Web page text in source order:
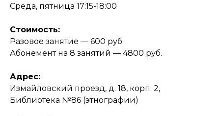
Среда, пятница 17:15-18:00
Стоимость:
Разовое занятие — 600 руб.
Абонемент на 8 занятий — 4800 руб.
Адрес:
Измайловский проезд, д. 18, корп. 2,
Библиотека №86 (этнографии)